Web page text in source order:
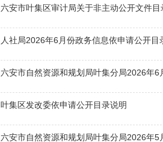
六安市叶集区审计局关于非主动公开文件目
人社局2026年6月份政务信息依申请公开目
六安市自然资源和规划局叶集分局2026年
叶集区发改委依申请公开目录说明
六安市自然资源和规划局叶集分局2026年